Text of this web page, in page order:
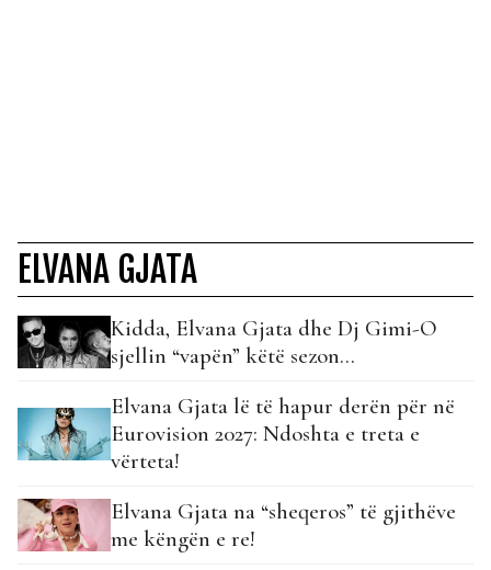
ELVANA GJATA
Kidda, Elvana Gjata dhe Dj Gimi-O
sjellin “vapën” këtë sezon…
Elvana Gjata lë të hapur derën për në
Eurovision 2027: Ndoshta e treta e
vërteta!
Elvana Gjata na “sheqeros” të gjithëve
me këngën e re!